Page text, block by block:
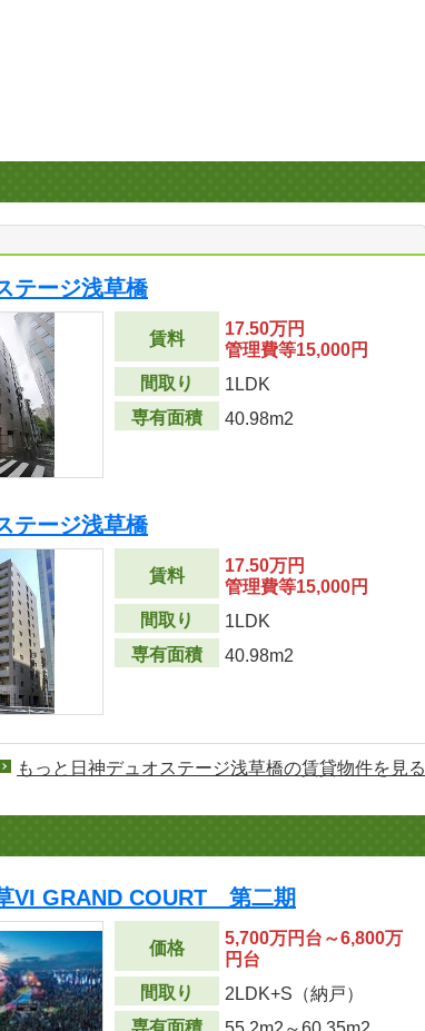
テージ浅草橋
賃料
17.50万円
管理費等15,000円
間取り
1LDK
専有面積
40.98m2
テージ浅草橋
賃料
17.50万円
管理費等15,000円
間取り
1LDK
専有面積
40.98m2
もっと日神デュオステージ浅草橋の賃貸物件を見る
VI GRAND COURT 第二期
価格
5,700万円台～6,800万
円台
間取り
2LDK+S（納戸）
専有面積